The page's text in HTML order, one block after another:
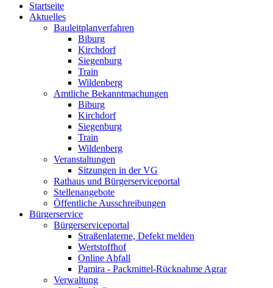
Startseite
Aktuelles
Bauleitplanverfahren
Biburg
Kirchdorf
Siegenburg
Train
Wildenberg
Amtliche Bekanntmachungen
Biburg
Kirchdorf
Siegenburg
Train
Wildenberg
Veranstaltungen
Sitzungen in der VG
Rathaus und Bürgerserviceportal
Stellenangebote
Öffentliche Ausschreibungen
Bürgerservice
Bürgerserviceportal
Straßenlaterne, Defekt melden
Wertstoffhof
Online Abfall
Pamira - Packmittel-Rücknahme Agrar
Verwaltung